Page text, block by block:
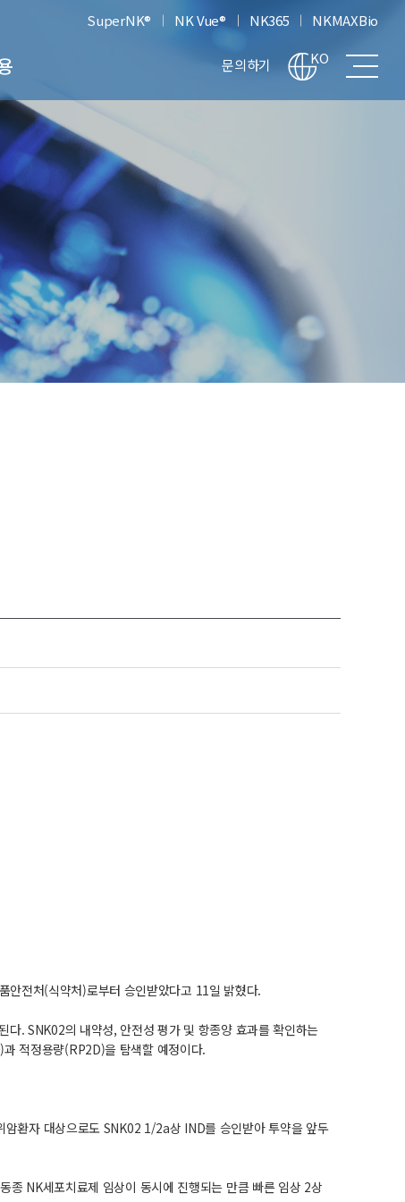
문의하기
SuperNK® NK Vue® NK365
NKMAXBio
KO
전
체
전처(식약처)로부터 승인받았다고 11일 밝혔다.
다. SNK02의 내약성, 안전성 평가 및 항종양 효과를 확인하는
적정용량(RP2D)을 탐색할 예정이다.
환자 대상으로도 SNK02 1/2a상 IND를 승인받아 투약을 앞두
종 NK세포치료제 임상이 동시에 진행되는 만큼 빠른 임상 2상